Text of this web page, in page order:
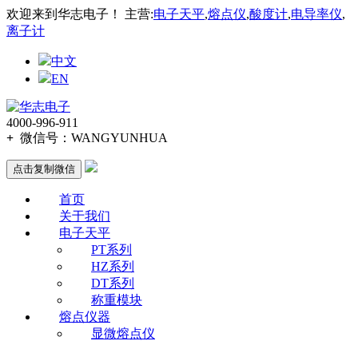
欢迎来到华志电子！ 主营:电子天平,熔点仪,酸度计,电导率仪,
离子计
中文
EN
4000-996-911
+ 微信号： WANGYUNHUA
点击复制微信
首页
关于我们
电子天平
PT系列
HZ系列
DT系列
称重模块
熔点仪器
显微熔点仪